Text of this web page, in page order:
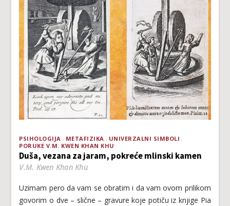
PSIHOLOGIJA METAFIZIKA
UNIVERZALNI SIMBOLI
PORUKE V.M. KWEN KHAN KHU
Duša, vezana za jaram, pokreće mlinski kamen
V.M. Kwen Khan Khu
Uzimam pero da vam se obratim i da vam ovom prilikom
govorim o dve – slične – gravure koje potiču iz knjige Pia